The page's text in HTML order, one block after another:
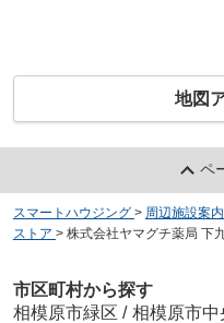
地図
ペ
スマートハウジング > 周辺施設案内
ストア > 株式会社ヤマグチ薬局 下
市区町村から探す
相模原市緑区 / 相模原市中